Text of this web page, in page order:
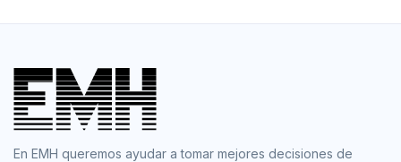
En EMH queremos ayudar a tomar mejores decisiones de